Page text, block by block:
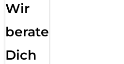
Wir
beraten
Dich